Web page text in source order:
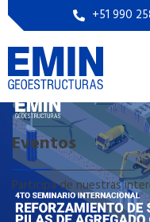
+51 990
Eventos
Participa de nuestras